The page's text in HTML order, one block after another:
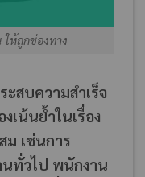
ห้ถูกช่องทาง
สบความสำเร็จ
เน้นย้ำในเรื่อง
ม เช่นการ
นทั่วไป พนักงาน